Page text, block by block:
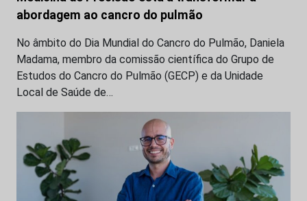
abordagem ao cancro do pulmão
No âmbito do Dia Mundial do Cancro do Pulmão, Daniela
Madama, membro da comissão científica do Grupo de
Estudos do Cancro do Pulmão (GECP) e da Unidade
Local de Saúde de…